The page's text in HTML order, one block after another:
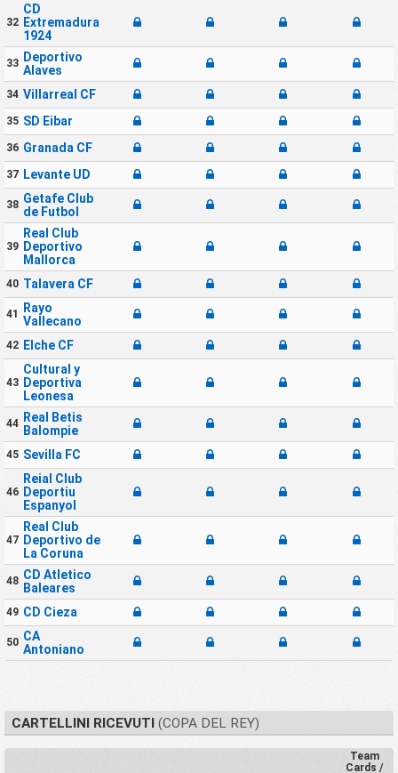
32
CD
Extremadura
1924
33 Deportivo
Alaves
34 Villarreal CF
35 SD Eibar
36 Granada CF
37 Levante UD
38 Getafe Club
de Futbol
39
Real Club
Deportivo
Mallorca
40 Talavera CF
41 Rayo
Vallecano
42 Elche CF
43
Cultural y
Deportiva
Leonesa
44 Real Betis
Balompie
45 Sevilla FC
46
Reial Club
Deportiu
Espanyol
47
Real Club
Deportivo de
La Coruna
48 CD Atletico
Baleares
49 CD Cieza
50 CA
Antoniano
CARTELLINI RICEVUTI(COPA DEL REY)
Team
Cards /